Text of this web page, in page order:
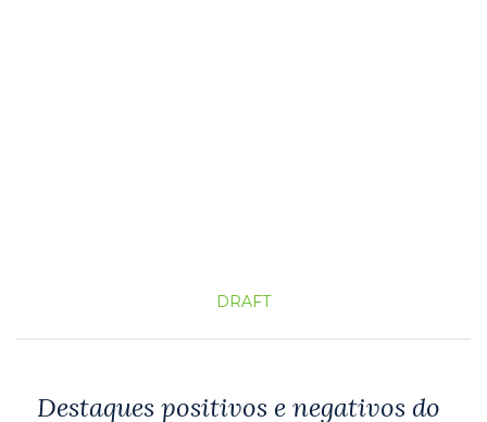
DRAFT
Destaques positivos e negativos do